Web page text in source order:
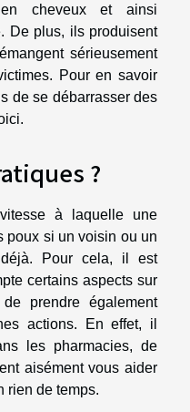
cheveux et ainsi
De plus, ils produisent
sérieusement
Pour en savoir
de se débarrasser des
?
à laquelle une
poux si un voisin ou un
Pour cela, il est
certains aspects sur
prendre également
actions. En effet, il
les pharmacies, de
aisément vous aider
rien de temps.